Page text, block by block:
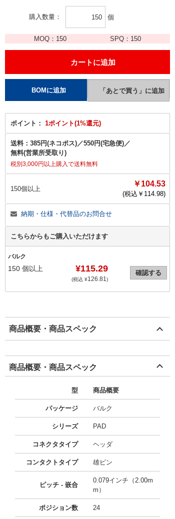
購入数量 個
MOQ： 150 SPQ： 150
ポイント： 1ポイント(1%還元)
送料： 385円(ネコポス)／550円(宅急便)／
無料(営業所受取り)
税別3,000円以上購入で送料無料
150個以上
￥104.53
(税込￥ 114.98)
納期・仕様・代替品のお問合せ
こちらからもご購入いただけます
バルク
150 個以上 ¥115.29
(税込 ¥126.81)
確認する
商品概要・商品スペック
商品概要・商品スペック
型 商品概要
パッケージ バルク
シリーズ PAD
コネクタタイプ ヘッダ
コンタクトタイプ 雄ピン
ピッチ - 嵌合
0.079インチ（2.00m
m）
ポジション数 24